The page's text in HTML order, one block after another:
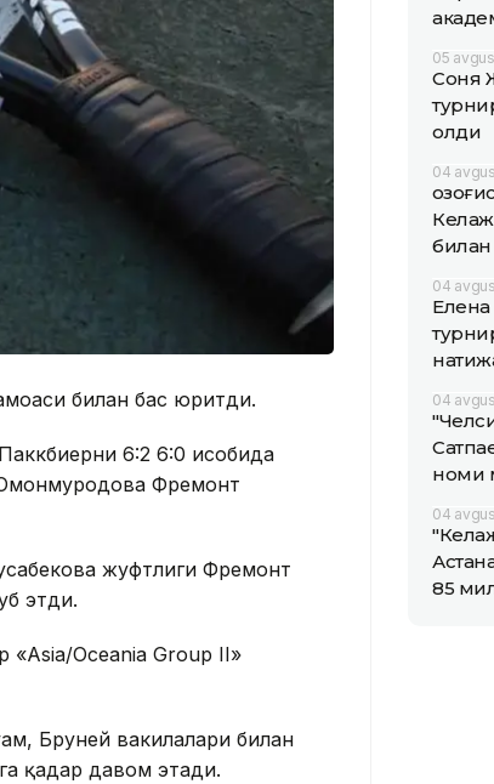
билан баҳс юритди.
6:2 6:0 ҳисобида
Фремонт
жуфтлиги Фремонт
этди.
«Asia/Oceania Group II»
Бруней вакилалари билан
қадар давом этади.
05
Соня
олди
04
04
04
номи
04
85